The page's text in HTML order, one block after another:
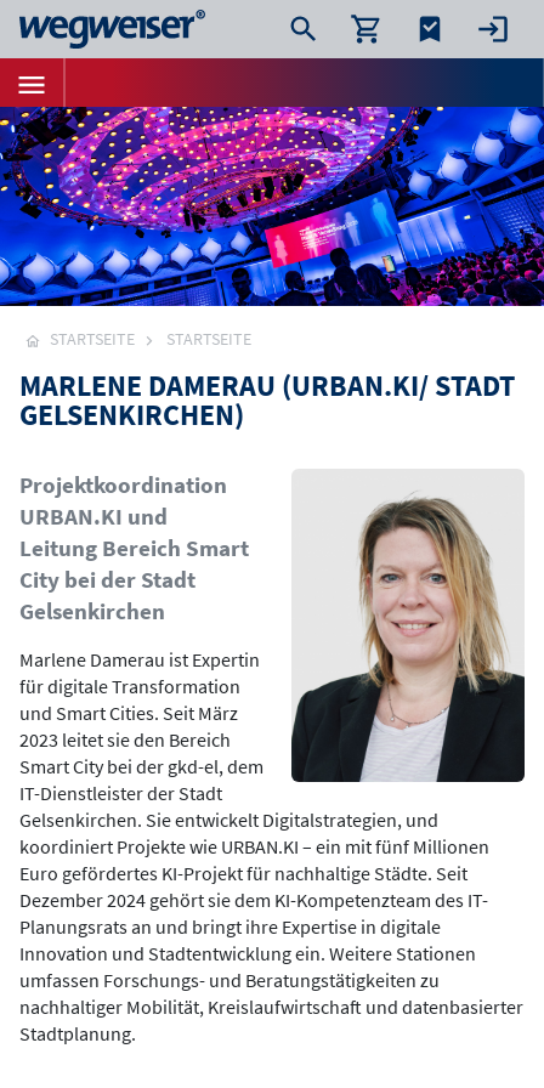
STARTSEITE STARTSEITE
MARLENE DAMERAU (URBAN.KI/ STADT
GELSENKIRCHEN)
Projektkoordination
URBAN.KI und
Leitung Bereich Smart
City bei der Stadt
Gelsenkirchen
Marlene Damerau ist Expertin
für digitale Transformation
und Smart Cities. Seit März
2023 leitet sie den Bereich
Smart City bei der gkd-el, dem
IT-Dienstleister der Stadt
Gelsenkirchen. Sie entwickelt Digitalstrategien, und
koordiniert Projekte wie URBAN.KI – ein mit fünf Millionen
Euro gefördertes KI-Projekt für nachhaltige Städte. Seit
Dezember 2024 gehört sie dem KI-Kompetenzteam des IT-
Planungsrats an und bringt ihre Expertise in digitale
Innovation und Stadtentwicklung ein. Weitere Stationen
umfassen Forschungs- und Beratungstätigkeiten zu
nachhaltiger Mobilität, Kreislaufwirtschaft und datenbasierter
Stadtplanung.